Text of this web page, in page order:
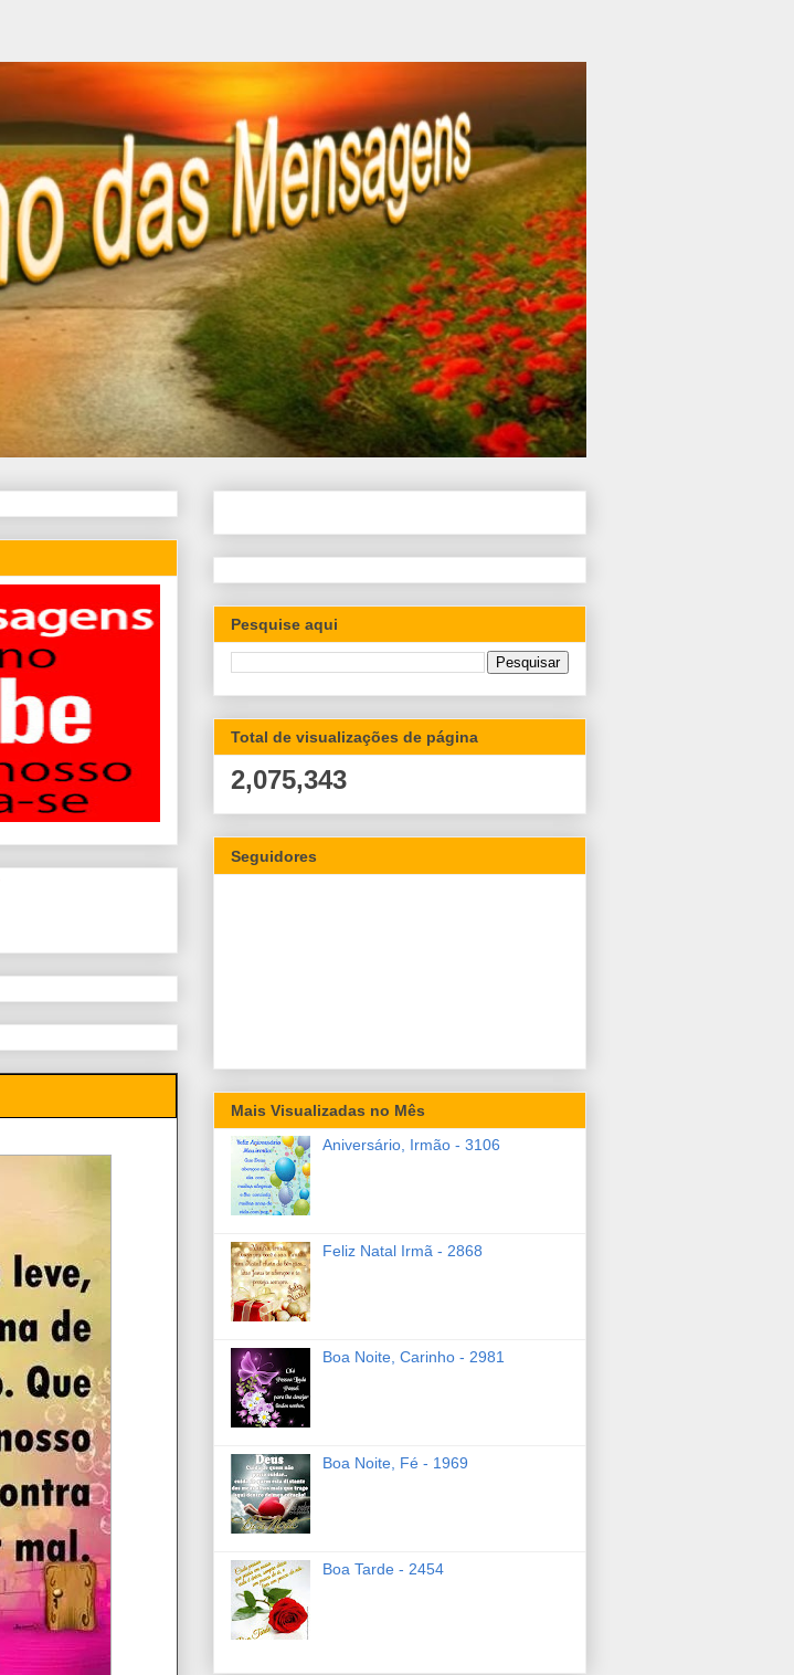
Pesquise aqui
Total de visualizações de página
2,075,343
Seguidores
Mais Visualizadas no Mês
Aniversário, Irmão - 3106
Feliz Natal Irmã - 2868
Boa Noite, Carinho - 2981
Boa Noite, Fé - 1969
Boa Tarde - 2454